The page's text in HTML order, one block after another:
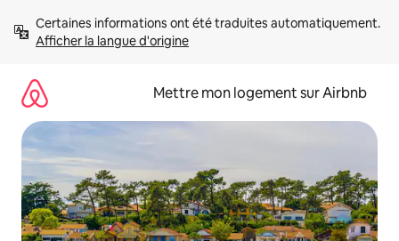
directement
Afficher la langue d'origine
Mettre mon logement sur Airbnb